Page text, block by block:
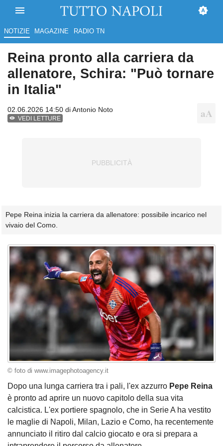
NOTIZIE MAGAZINE RADIO TN
Reina pronto alla carriera da
allenatore, Schira: "Può tornare
in Italia"
02.06.2026 14:50 diAntonio Noto
VEDI LETTURE
Pepe Reina inizia la carriera da allenatore: possibile incarico nel
vivaio del Como.
© foto di www.imagephotoagency.it
Dopo una lunga carriera tra i pali, l'ex azzurro Pepe Reina
è pronto ad aprire un nuovo capitolo della sua vita
calcistica. L'ex portiere spagnolo, che in Serie A ha vestito
le maglie di Napoli, Milan, Lazio e Como, ha recentemente
annunciato il ritiro dal calcio giocato e ora si prepara a